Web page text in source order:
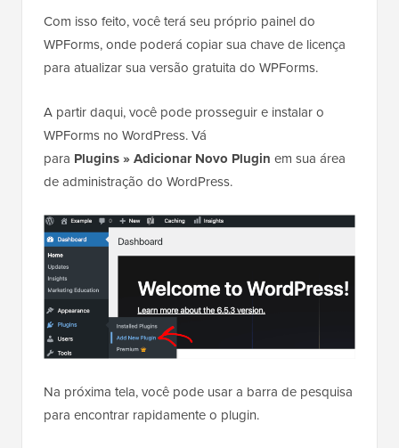
Com isso feito, você terá seu próprio painel do
WPForms, onde poderá copiar sua chave de licença
para atualizar sua versão gratuita do WPForms.
A partir daqui, você pode prosseguir e instalar o
WPForms no WordPress. Vá
para Plugins »Adicionar Novo Plugin em sua área
de administração do WordPress.
Na próxima tela, você pode usar a barra de pesquisa
para encontrar rapidamente o plugin.